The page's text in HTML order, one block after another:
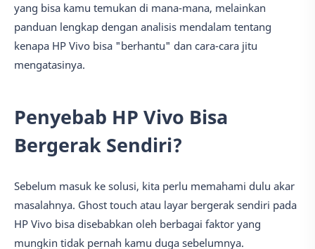
yang bisa kamu temukan di mana-mana, melainkan
panduan lengkap dengan analisis mendalam tentang
kenapa HP Vivo bisa "berhantu" dan cara-cara jitu
mengatasinya.
Penyebab HP Vivo Bisa
Bergerak Sendiri?
Sebelum masuk ke solusi, kita perlu memahami dulu akar
masalahnya. Ghost touch atau layar bergerak sendiri pada
HP Vivo bisa disebabkan oleh berbagai faktor yang
mungkin tidak pernah kamu duga sebelumnya.